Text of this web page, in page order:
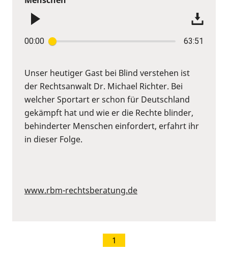
00:00 63:51
Unser heutiger Gast bei Blind verstehen ist
der Rechtsanwalt Dr. Michael Richter. Bei
welcher Sportart er schon für Deutschland
gekämpft hat und wie er die Rechte blinder,
behinderter Menschen einfordert, erfahrt ihr
in dieser Folge.
www.rbm-rechtsberatung.de
1